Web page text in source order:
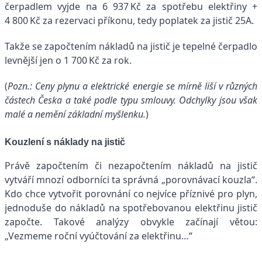
čerpadlem vyjde na 6 937 Kč za spotřebu elektřiny +
4 800 Kč za rezervaci příkonu, tedy poplatek za jistič 25A.
Takže se započtením nákladů na jistič je tepelné čerpadlo
levnější jen o 1 700 Kč za rok.
(Pozn.: Ceny plynu a elektrické energie se mírně liší v různých
částech Česka a také podle typu smlouvy. Odchylky jsou však
malé a nemění základní myšlenku.)
Kouzlení s náklady na jistič
Právě započtením či nezapočtením nákladů na jistič
vytváří mnozí odborníci ta správná „porovnávací kouzla“.
Kdo chce vytvořit porovnání co nejvíce příznivé pro plyn,
jednoduše do nákladů na spotřebovanou elektřinu jistič
započte. Takové analýzy obvykle začínají větou:
„Vezmeme roční vyúčtování za elektřinu…“